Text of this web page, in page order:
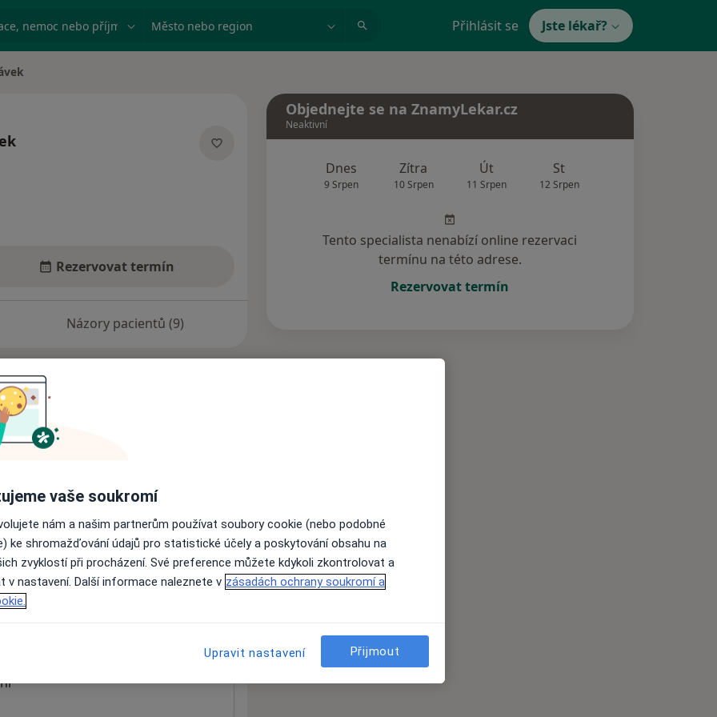
nemoc nebo příjmení Město nebo region Přihlásit se Jste lékař?
Rezervovat termín
Názory pacientů (9)
nejsou k dispozici
informace o svých službách.
Objednejte se na ZnamyLekar.cz
Neaktivní
Dnes
9 Srpen
Zítra
10 Srpen
Út
11 Srpen
St
12 Srpen
Tento specialista nenabízí online rezervaci
termínu na této adrese.
Rezervovat termín
vaše soukromí
nám a našim partnerům používat soubory cookie (nebo podobné
ke shromažďování údajů pro statistické účely a poskytování obsahu na
zvyklostí při procházení. Své preference můžete kdykoli zkontrolovat a
v nastavení. Další informace naleznete v zásadách ochrany soukromí a
Upravit nastavení Přijmout